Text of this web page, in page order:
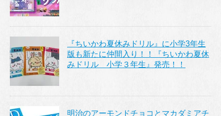
『ちいかわ夏休みドリル』に小学3年生
版も新たに仲間入り！！『ちいかわ夏休
みドリル 小学３年生』発売！！
明治のアーモンドチョコとマカダミアチ